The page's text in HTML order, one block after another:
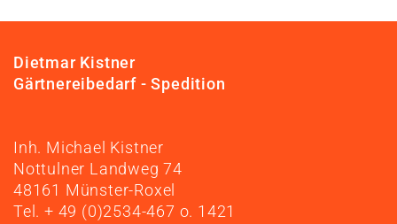
Dietmar Kistner
Gärtnereibedarf - Spedition
Inh. Michael Kistner
Nottulner Landweg 74
48161 Münster-Roxel
Tel. + 49 (0)2534-467 o. 1421